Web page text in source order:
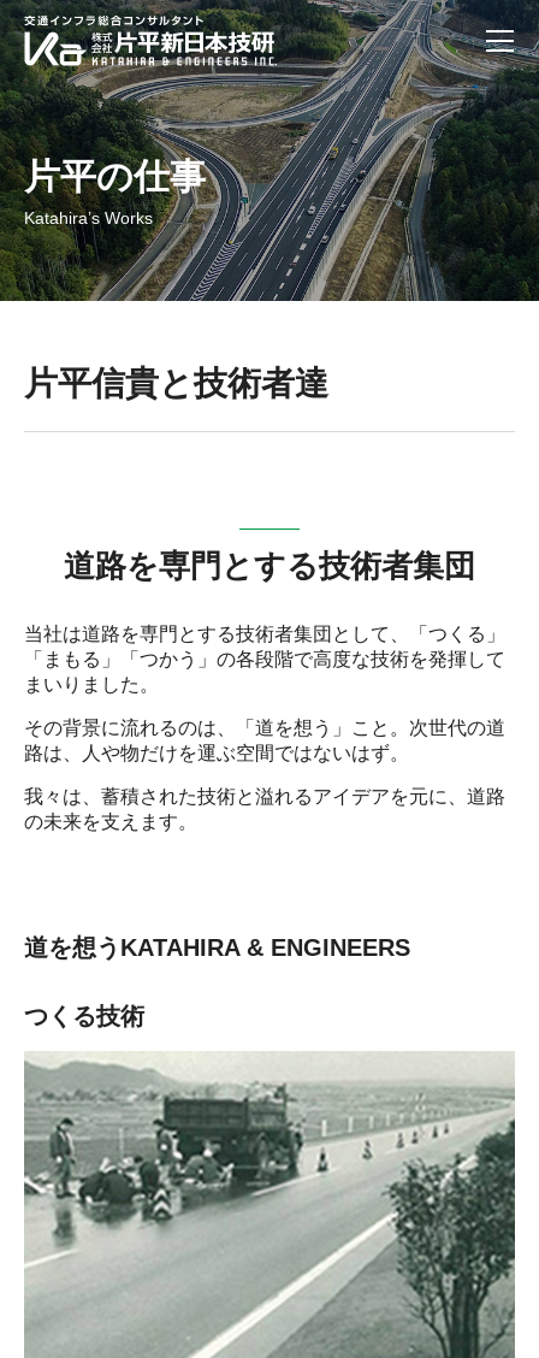
片平の仕事
Katahira’s Works
片平信貴と技術者達
道路を専⾨とする技術者集団
当社は道路を専門とする技術者集団として、「つくる」
「まもる」「つかう」の各段階で高度な技術を発揮して
まいりました。
その背景に流れるのは、「道を想う」こと。次世代の道
路は、人や物だけを運ぶ空間ではないはず。
我々は、蓄積された技術と溢れるアイデアを元に、道路
の未来を支えます。
道を想うKATAHIRA & ENGINEERS
つくる技術